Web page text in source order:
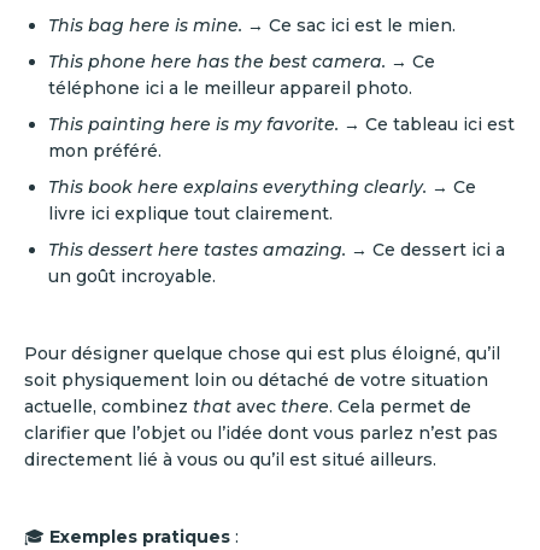
This bag here is mine. → Ce sac ici est le mien.
This phone here has the best camera. → Ce
téléphone ici a le meilleur appareil photo.
This painting here is my favorite. → Ce tableau ici est
mon préféré.
This book here explains everything clearly. → Ce
livre ici explique tout clairement.
This dessert here tastes amazing. → Ce dessert ici a
un goût incroyable.
Pour désigner quelque chose qui est plus éloigné, qu’il
soit physiquement loin ou détaché de votre situation
actuelle, combinez that avec there. Cela permet de
clarifier que l’objet ou l’idée dont vous parlez n’est pas
directement lié à vous ou qu’il est situé ailleurs.
🎓 Exemples pratiques :